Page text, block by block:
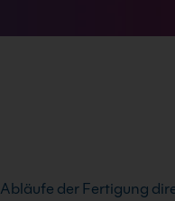
der Fertigung